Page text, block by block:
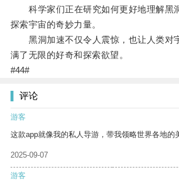
科学家们正在研究如何更好地理解黑
探索宇宙的奇妙力量。
黑洞加速不仅令人震惊，也让人类对
满了无限的好奇和探索欲望。
#44#
评论
游客
这款app就像我的私人导游，带我领略世界各地的
2025-09-07
游客